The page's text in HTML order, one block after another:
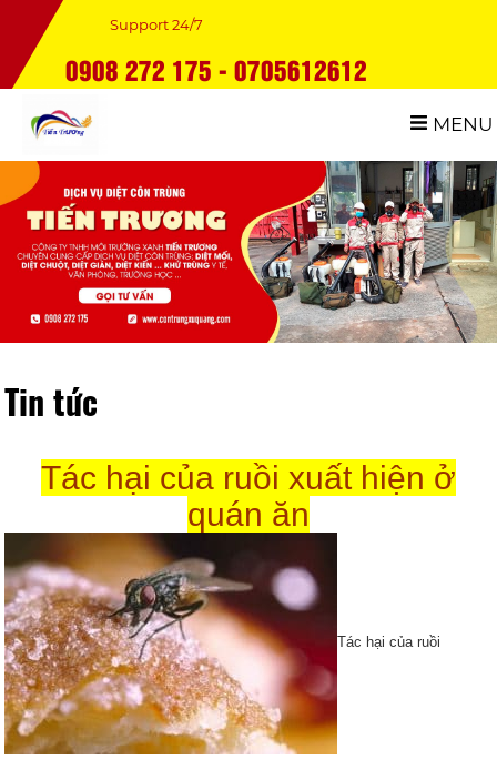
Support 24/7
0908 272 175 - 0705612612
MENU
Tin tức
Tác hại của ruồi xuất hiện ở
quán ăn
Tác hại của ruồi